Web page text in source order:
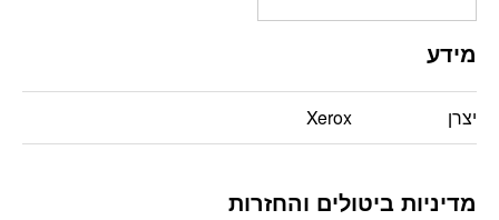
מידע
יצרן Xerox
מדיניות ביטולים והחזרות